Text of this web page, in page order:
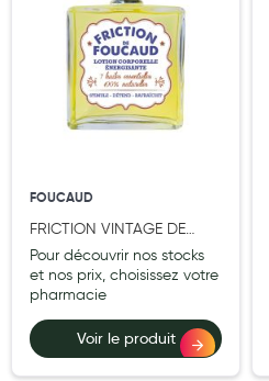
Chaussures
Prothèses mammaires externes
Médication familiale
Orthopédie
My Privilege
Les promotions
FOUCAUD
FRICTION VINTAGE DE
FOUCAUD 100 ml
Pour découvrir nos stocks
et nos prix, choisissez votre
pharmacie
Voir le produit